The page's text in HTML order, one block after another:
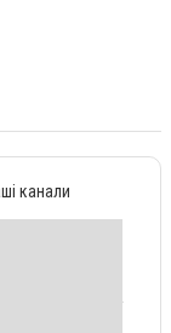
канали